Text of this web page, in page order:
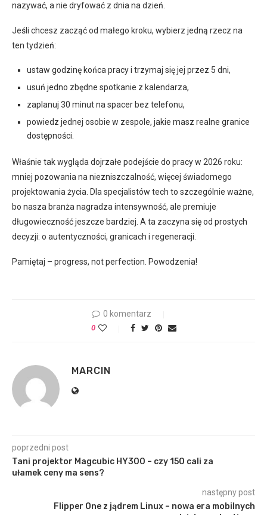
nazywać, a nie dryfować z dnia na dzień.
Jeśli chcesz zacząć od małego kroku, wybierz jedną rzecz na
ten tydzień:
ustaw godzinę końca pracy i trzymaj się jej przez 5 dni,
usuń jedno zbędne spotkanie z kalendarza,
zaplanuj 30 minut na spacer bez telefonu,
powiedz jednej osobie w zespole, jakie masz realne granice
dostępności.
Właśnie tak wygląda dojrzałe podejście do pracy w 2026 roku:
mniej pozowania na niezniszczalność, więcej świadomego
projektowania życia. Dla specjalistów tech to szczególnie ważne,
bo nasza branża nagradza intensywność, ale premiuje
długowieczność jeszcze bardziej. A ta zaczyna się od prostych
decyzji: o autentyczności, granicach i regeneracji.
Pamiętaj – progress, not perfection. Powodzenia!
0 komentarz
0
MARCIN
poprzedni post
Tani projektor Magcubic HY300 – czy 150 cali za
ułamek ceny ma sens?
następny post
Flipper One z jądrem Linux – nowa era mobilnych